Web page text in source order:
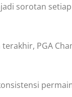
sorotan
PGA